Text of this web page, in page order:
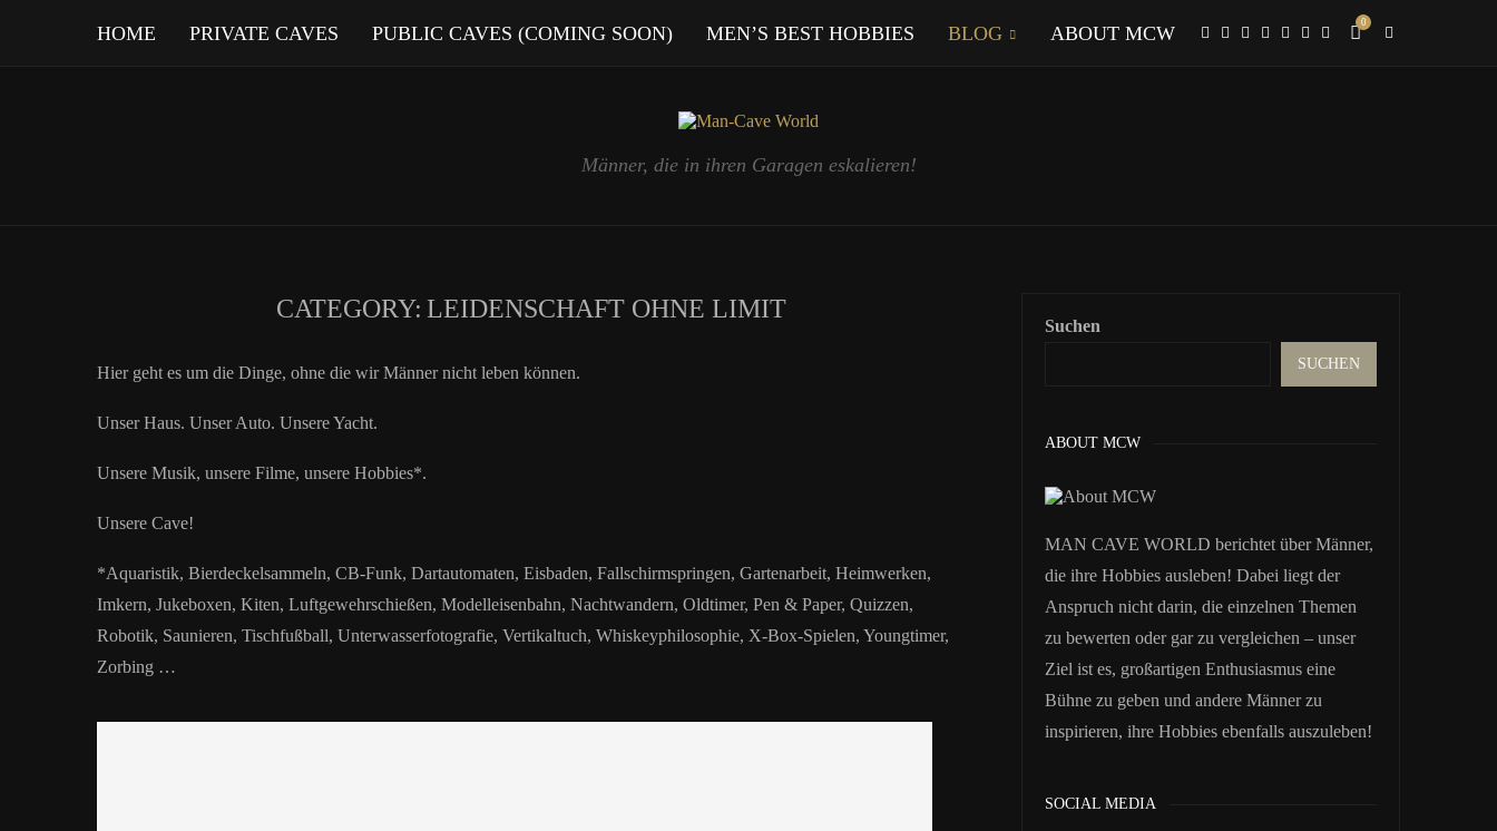
HOME PRIVATE CAVES PUBLIC CAVES (COMING SOON) MEN’S BEST HOBBIES BLOG ABOUT MCW 0
Männer, die in ihren Garagen eskalieren!
CATEGORY: LEIDENSCHAFT OHNE LIMIT
Hier geht es um die Dinge, ohne die wir Männer nicht leben können.
Unser Haus. Unser Auto. Unsere Yacht.
Unsere Musik, unsere Filme, unsere Hobbies*.
Unsere Cave!
*Aquaristik, Bierdeckelsammeln, CB-Funk, Dartautomaten, Eisbaden, Fallschirmspringen, Gartenarbeit, Heimwerken,
Imkern, Jukeboxen, Kiten, Luftgewehrschießen, Modelleisenbahn, Nachtwandern, Oldtimer, Pen & Paper, Quizzen,
Robotik, Saunieren, Tischfußball, Unterwasserfotografie, Vertikaltuch, Whiskeyphilosophie, X-Box-Spielen, Youngtimer,
Zorbing …
Suchen
SUCHEN
ABOUT MCW
MAN CAVE WORLD berichtet über Männer,
die ihre Hobbies ausleben! Dabei liegt der
Anspruch nicht darin, die einzelnen Themen
zu bewerten oder gar zu vergleichen – unser
Ziel ist es, großartigen Enthusiasmus eine
Bühne zu geben und andere Männer zu
inspirieren, ihre Hobbies ebenfalls auszuleben!
SOCIAL MEDIA